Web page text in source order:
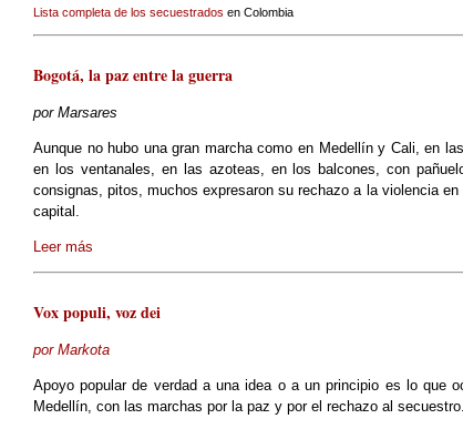
Lista completa de los secuestrados en Colombia
Bogotá, la paz entre la guerra
por Marsares
Aunque no hubo una gran marcha como en Medellín y Cali, en
en los ventanales, en las azoteas, en los balcones, con
consignas, pitos, muchos expresaron su rechazo a la violencia
capital.
Leer más
Vox populi, voz dei
por Markota
Apoyo popular de verdad a una idea o a un principio es lo que
Medellín, con las marchas por la paz y por el rechazo al secuestro.